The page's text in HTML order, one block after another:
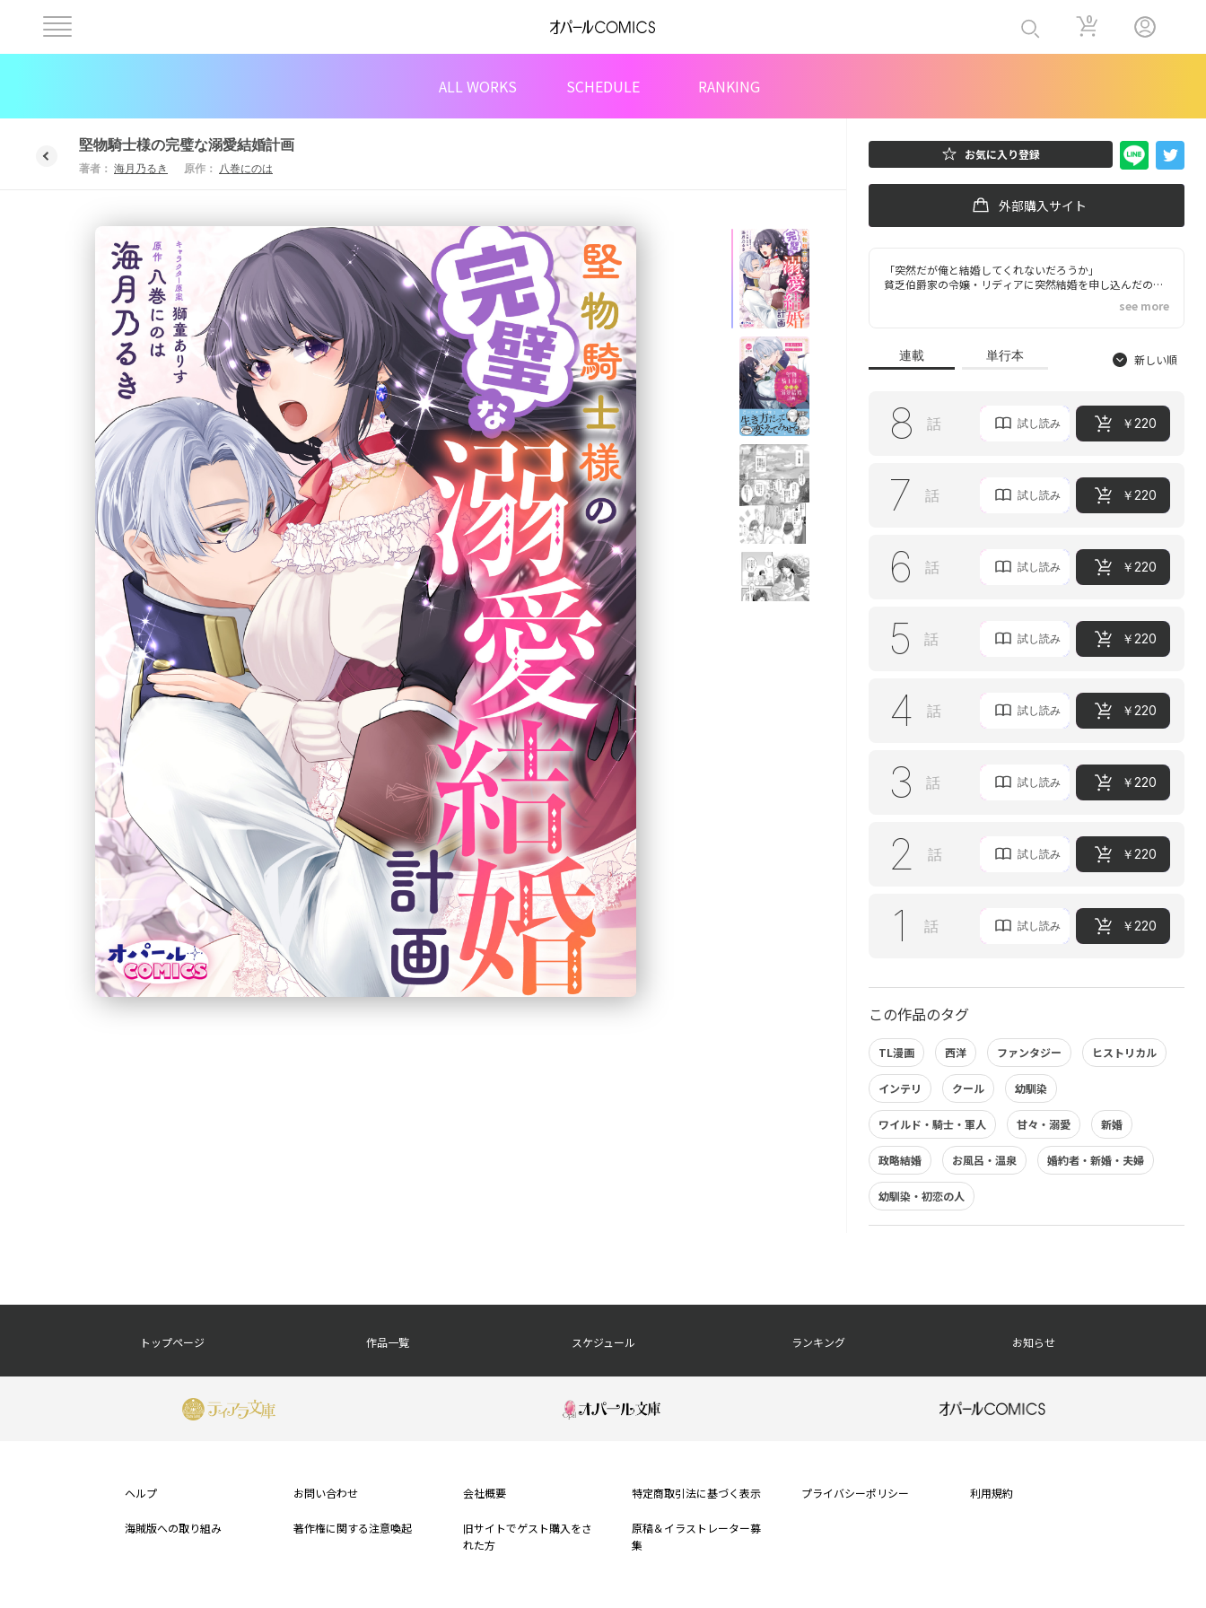
ALL WORKS SCHEDULE RANKING
0
堅物騎士様の完璧な溺愛結婚計画
著者： 海月乃るき 原作： 八巻にのは
お気に入り登録
外部購入サイト
「突然だが俺と結婚してくれないだろうか」
貧乏伯爵家の令嬢・リディアに突然結婚を申し込んだの
驚くリディアに対し、結婚のメリットを淡々と話す堅物の
そして迎えた初夜。緊張するリディアとは逆に、アレクは
子作りの頻度や射精回数まで記した結婚契約書を片手に、
愛のない結婚のはずなのに、激しく求められて抱き潰され
る。
契約結婚から始まるすれ違いラブストーリーの行方は…？
see more
連載 単行本 新しい順
8 話 試し読み ￥220
7 話 試し読み ￥220
6 話 試し読み ￥220
5 話 試し読み ￥220
4 話 試し読み ￥220
3 話 試し読み ￥220
2 話 試し読み ￥220
1 話 試し読み ￥220
この作品のタグ
TL漫画 西洋 ファンタジー ヒストリカル
インテリ クール 幼馴染
ワイルド・騎士・軍人 甘々・溺愛 新婚
政略結婚 お風呂・温泉 婚約者・新婚・夫婦
幼馴染・初恋の人
トップページ 作品一覧 スケジュール ランキング お知らせ
ヘルプ お問い合わせ 会社概要 特定商取引法に基づく表示 プライバシーポリシー 利用規約
海賊版への取り組み 著作権に関する注意喚起
旧サイトでゲスト購入をさ
れた方
原稿＆イラストレーター募
集